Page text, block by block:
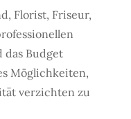
Florist, Friseur,
das Budget
Möglichkeiten,
verzichten zu